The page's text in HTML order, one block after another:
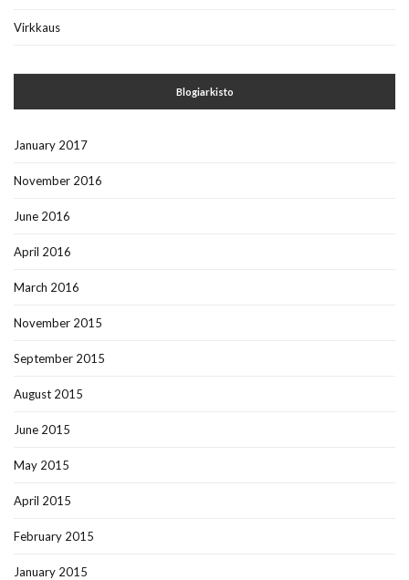
Virkkaus
Blogiarkisto
January 2017
November 2016
June 2016
April 2016
March 2016
November 2015
September 2015
August 2015
June 2015
May 2015
April 2015
February 2015
January 2015